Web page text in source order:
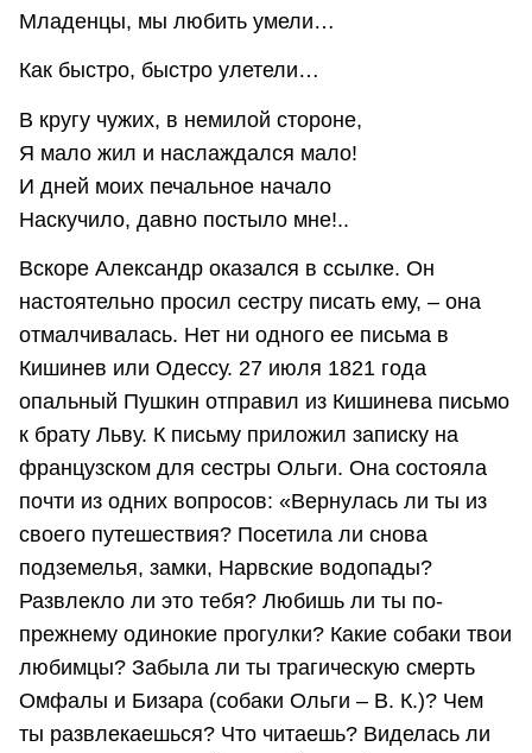
Младенцы, мы любить умели…
Как быстро, быстро улетели…
В кругу чужих, в немилой стороне,
Я мало жил и наслаждался мало!
И дней моих печальное начало
Наскучило, давно постыло мне!..
Вскоре Александр оказался в ссылке. Он
настоятельно просил сестру писать ему, – она
отмалчивалась. Нет ни одного ее письма в
Кишинев или Одессу. 27 июля 1821 года
опальный Пушкин отправил из Кишинева письмо
к брату Льву. К письму приложил записку на
французском для сестры Ольги. Она состояла
почти из одних вопросов: «Вернулась ли ты из
своего путешествия? Посетила ли снова
подземелья, замки, Нарвские водопады?
Развлекло ли это тебя? Любишь ли ты по-
прежнему одинокие прогулки? Какие собаки твои
любимцы? Забыла ли ты трагическую смерть
Омфалы и Бизара (собаки Ольги – В. К.)? Чем
ты развлекаешься? Что читаешь? Виделась ли